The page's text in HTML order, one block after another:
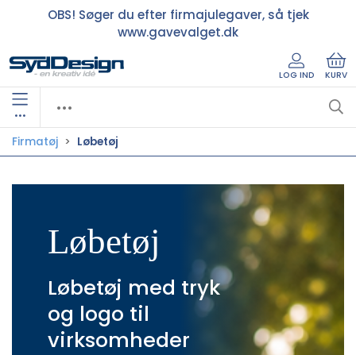
OBS! Søger du efter firmajulegaver, så tjek
www.gavevalget.dk
LOG IND KURV
•••
Firmatøj Løbetøj
Løbetøj
Løbetøj med tryk
og logo til
virksomheder